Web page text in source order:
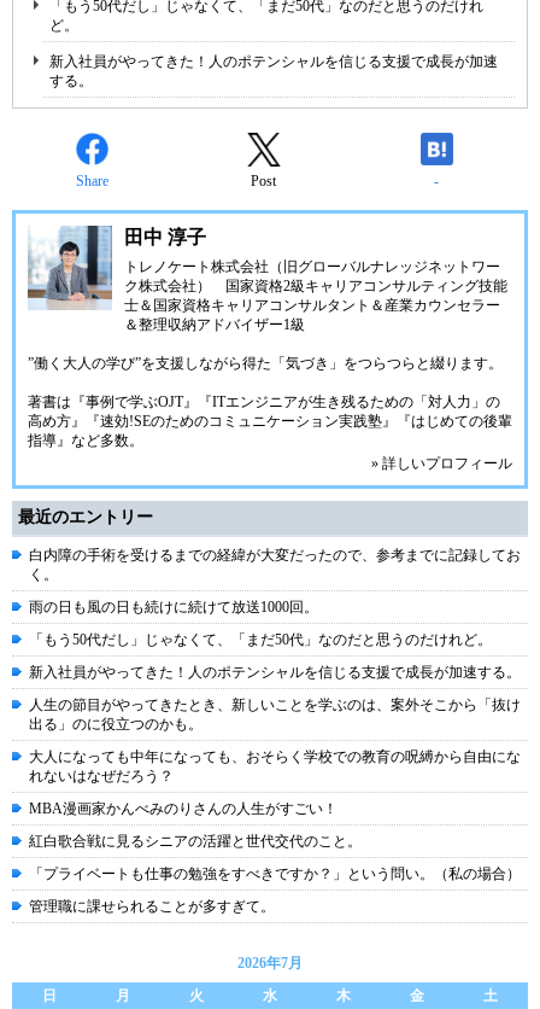
「もう50代だし」じゃなくて、「まだ50代」なのだと思うのだけれ
ど。
新入社員がやってきた！人のポテンシャルを信じる支援で成長が加速
する。
Share Post -
田中 淳子
トレノケート株式会社（旧グローバルナレッジネットワー
ク株式会社）
国家資格2級キャリアコンサルティング技能
士＆国家資格キャリアコンサルタント＆産業カウンセラー
＆整理収納アドバイザー1級
”働く大人の学び”を支援しながら得た「気づき」をつらつらと綴ります。
著書は『事例で学ぶOJT』『ITエンジニアが生き残るための「対人力」の
高め方』『速効!SEのためのコミュニケーション実践塾』『はじめての後輩
指導』など多数。
» 詳しいプロフィール
最近のエントリー
白内障の手術を受けるまでの経緯が大変だったので、参考までに記録してお
く。
雨の日も風の日も続けに続けて放送1000回。
「もう50代だし」じゃなくて、「まだ50代」なのだと思うのだけれど。
新入社員がやってきた！人のポテンシャルを信じる支援で成長が加速する。
人生の節目がやってきたとき、新しいことを学ぶのは、案外そこから「抜け
出る」のに役立つのかも。
大人になっても中年になっても、おそらく学校での教育の呪縛から自由にな
れないはなぜだろう？
MBA漫画家かんべみのりさんの人生がすごい！
紅白歌合戦に見るシニアの活躍と世代交代のこと。
「プライベートも仕事の勉強をすべきですか？」という問い。（私の場合）
管理職に課せられることが多すぎて。
2026年7月
日
月 火 水 木 金
土